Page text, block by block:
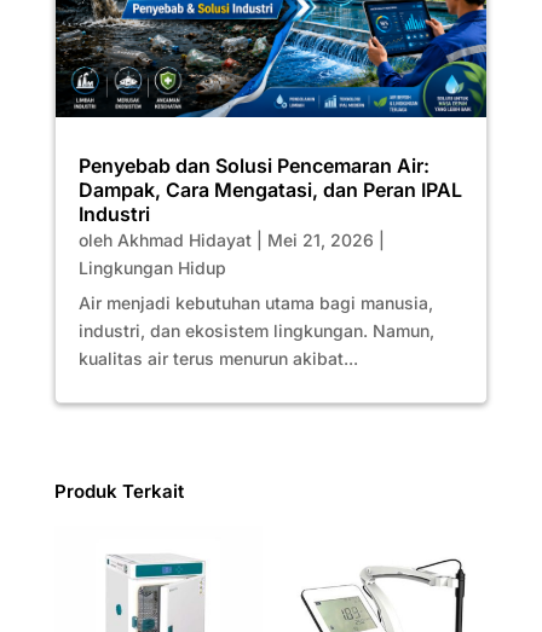
Penyebab dan Solusi Pencemaran Air:
Dampak, Cara Mengatasi, dan Peran IPAL
Industri
oleh Akhmad Hidayat| Mei 21, 2026
Lingkungan Hidup
Air menjadi kebutuhan utama bagi manusia,
industri, dan ekosistem lingkungan. Namun,
kualitas air terus menurun akibat...
Produk Terkait